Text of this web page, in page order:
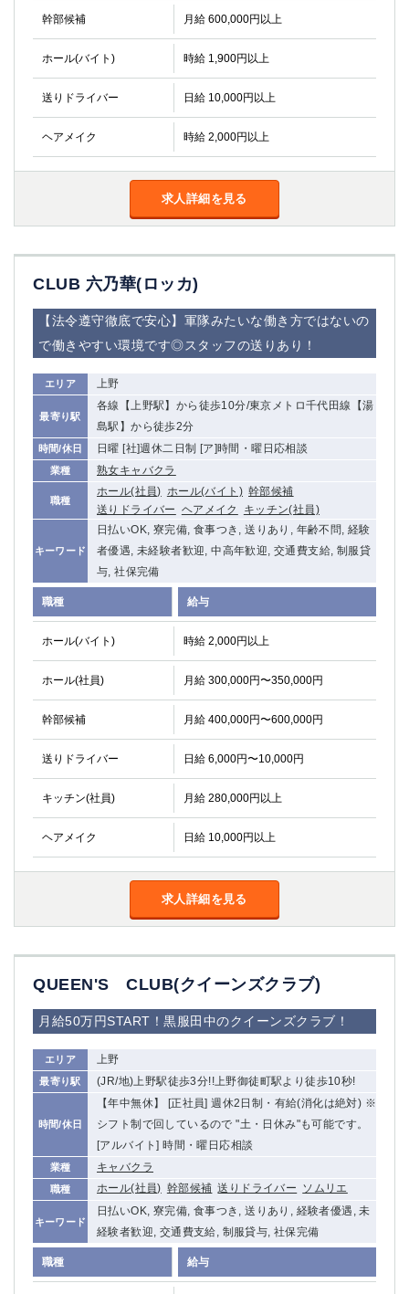
幹部候補 月給 600,000円以上
ホール(バイト) 時給 1,900円以上
送りドライバー 日給 10,000円以上
ヘアメイク 時給 2,000円以上
求人詳細を見る
CLUB 六乃華(ロッカ)
【法令遵守徹底で安心】軍隊みたいな働き方ではないの
で働きやすい環境です◎スタッフの送りあり！
エリア 上野
最寄り駅
各線【上野駅】から徒歩10分/東京メトロ千代田線【湯
島駅】から徒歩2分
時間/休日 日曜 [社]週休二日制 [ア]時間・曜日応相談
業種 熟女キャバクラ
職種
ホール(社員) ホール(バイト) 幹部候補
送りドライバー ヘアメイク キッチン(社員)
キーワード
日払いOK, 寮完備, 食事つき, 送りあり, 年齢不問, 経験
者優遇, 未経験者歓迎, 中高年歓迎, 交通費支給, 制服貸
与, 社保完備
職種 給与
ホール(バイト) 時給 2,000円以上
ホール(社員) 月給 300,000円〜350,000円
幹部候補 月給 400,000円〜600,000円
送りドライバー 日給 6,000円〜10,000円
キッチン(社員) 月給 280,000円以上
ヘアメイク 日給 10,000円以上
求人詳細を見る
QUEEN'S CLUB(クイーンズクラブ)
月給50万円START！黒服田中のクイーンズクラブ！
エリア 上野
最寄り駅 (JR/地)上野駅徒歩3分!!上野御徒町駅より徒歩10秒!
時間/休日
【年中無休】 [正社員] 週休2日制・有給(消化は絶対) ※
シフト制で回しているので "土・日休み"も可能です。
[アルバイト] 時間・曜日応相談
業種 キャバクラ
職種 ホール(社員) 幹部候補 送りドライバー ソムリエ
キーワード
日払いOK, 寮完備, 食事つき, 送りあり, 経験者優遇, 未
経験者歓迎, 交通費支給, 制服貸与, 社保完備
職種 給与